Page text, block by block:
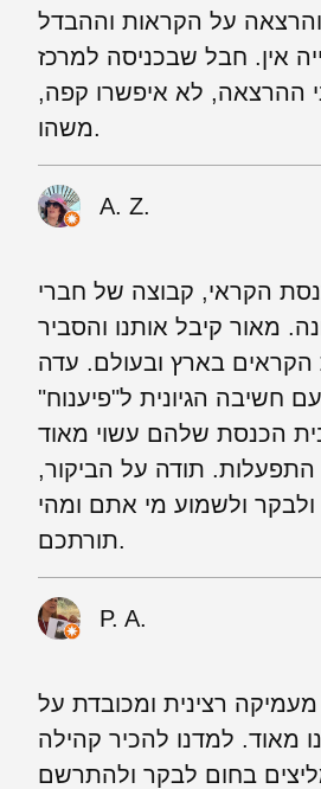
והרצאה על הקראות וההבדל
אין. חבל שבכניסה למרכז
ההרצאה, לא איפשרו קפה,
משהו.
A. Z.
הקראי, קבוצה של חברי
מיד-חנה. מאור קיבל אותנו והסביר
הקראים בארץ ובעולם. עדה
חשיבה הגיונית ל"פיענוח"
הכנסת שלהם עשוי מאוד
תודה על הביקור,
ולבקר ולשמוע מי אתם ומהי
תורתכם.
P. A.
רצינית ומכובדת על
מאוד. למדנו להכיר קהילה